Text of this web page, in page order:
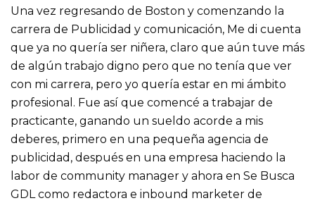
Una vez regresando de Boston y comenzando la
carrera de Publicidad y comunicación, Me di cuenta
que ya no quería ser niñera, claro que aún tuve más
de algún trabajo digno pero que no tenía que ver
con mi carrera, pero yo quería estar en mi ámbito
profesional. Fue así que comencé a trabajar de
practicante, ganando un sueldo acorde a mis
deberes, primero en una pequeña agencia de
publicidad, después en una empresa haciendo la
labor de community manager y ahora en Se Busca
GDL como redactora e inbound marketer de